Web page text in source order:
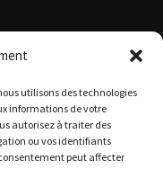
utilisons des technologies
informations de votre
autorisez à traiter des
ou vos identifiants
peut affecter
- Site réalisé par